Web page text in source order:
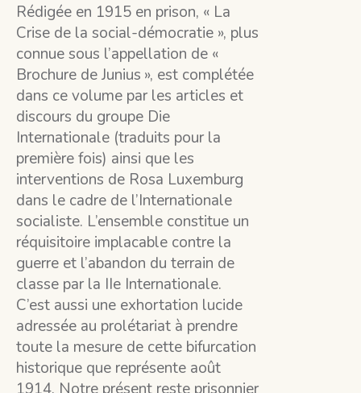
Rédigée en 1915 en prison, « La
Crise de la social-démocratie », plus
connue sous l’appellation de «
Brochure de Junius », est complétée
dans ce volume par les articles et
discours du groupe Die
Internationale (traduits pour la
première fois) ainsi que les
interventions de Rosa Luxemburg
dans le cadre de l’Internationale
socialiste. L’ensemble constitue un
réquisitoire implacable contre la
guerre et l’abandon du terrain de
classe par la IIe Internationale.
C’est aussi une exhortation lucide
adressée au prolétariat à prendre
toute la mesure de cette bifurcation
historique que représente août
1914. Notre présent reste prisonnier